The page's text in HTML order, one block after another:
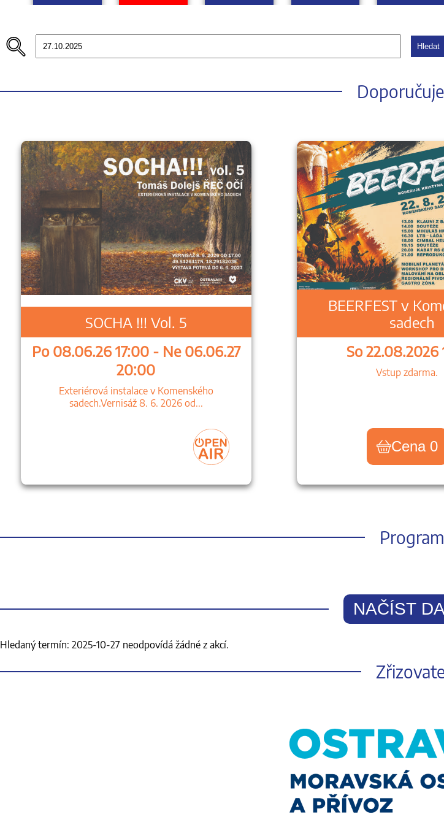
Hledat
SOCHA !!! Vol. 5
Po 08.06.26 17:00 - Ne 06.06.27
20:00
Exteriérová instalace v Komenského
sadech.Vernisáž 8. 6. 2026 od...
BEERFEST v
sadech
So 22.08.2026
Vstup zdarma.
Cena 0
Program
NAČÍST
Hledaný termín: 2025-10-27 neodpovídá žádné z akcí.